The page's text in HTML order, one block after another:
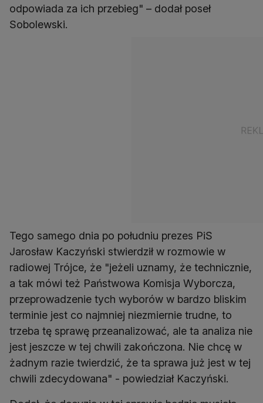
odpowiada za ich przebieg" – dodał poseł
Sobolewski.
Tego samego dnia po południu prezes PiS
Jarosław Kaczyński stwierdził w rozmowie w
radiowej Trójce, że "jeżeli uznamy, że technicznie,
a tak mówi też Państwowa Komisja Wyborcza,
przeprowadzenie tych wyborów w bardzo bliskim
terminie jest co najmniej niezmiernie trudne, to
trzeba tę sprawę przeanalizować, ale ta analiza nie
jest jeszcze w tej chwili zakończona. Nie chcę w
żadnym razie twierdzić, że ta sprawa już jest w tej
chwili zdecydowana" - powiedział Kaczyński.